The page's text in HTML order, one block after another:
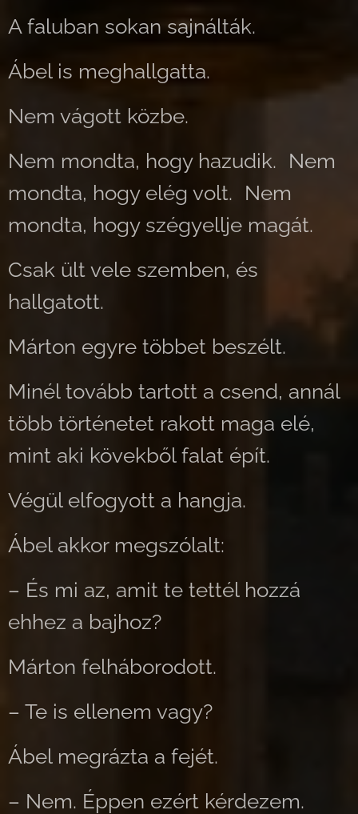
A faluban sokan sajnálták.
Ábel is meghallgatta.
Nem vágott közbe.
Nem mondta, hogy hazudik. Nem
mondta, hogy elég volt. Nem
mondta, hogy szégyellje magát.
Csak ült vele szemben, és
hallgatott.
Márton egyre többet beszélt.
Minél tovább tartott a csend, annál
több történetet rakott maga elé,
mint aki kövekből falat épít.
Végül elfogyott a hangja.
Ábel akkor megszólalt:
– És mi az, amit te tettél hozzá
ehhez a bajhoz?
Márton felháborodott.
– Te is ellenem vagy?
Ábel megrázta a fejét.
– Nem. Éppen ezért kérdezem.